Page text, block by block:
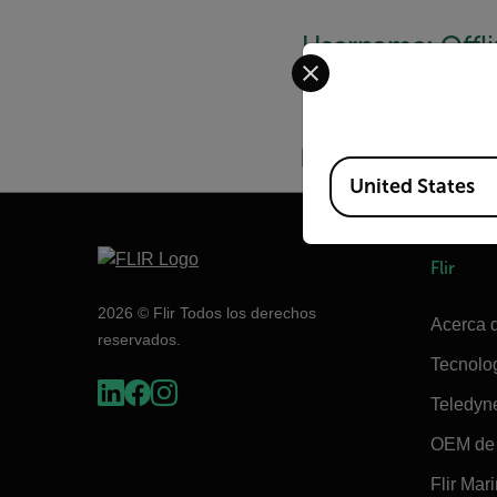
Username:
between Offline
2026 © Flir Todos los derechos
reservados.
Flir
Acerca
OEM
Flir
Select your preferred
Available Locations
United States